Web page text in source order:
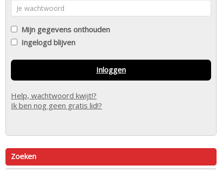
Mijn gegevens onthouden
Ingelogd blijven
Inloggen
Help, wachtwoord kwijt!?
Ik ben nog geen gratis lid!?
Zoeken